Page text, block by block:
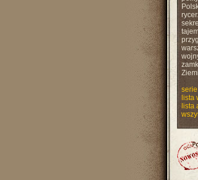
lista
lista